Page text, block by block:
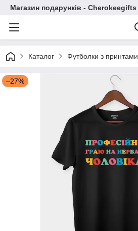
Магазин подарунків - Cherokeegifts
Каталог Футболки з принтами
–27%